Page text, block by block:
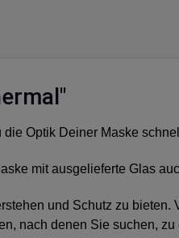
Optik Deiner Maske
mit ausgelieferte Glas
und Schutz zu
nach denen Sie suchen,